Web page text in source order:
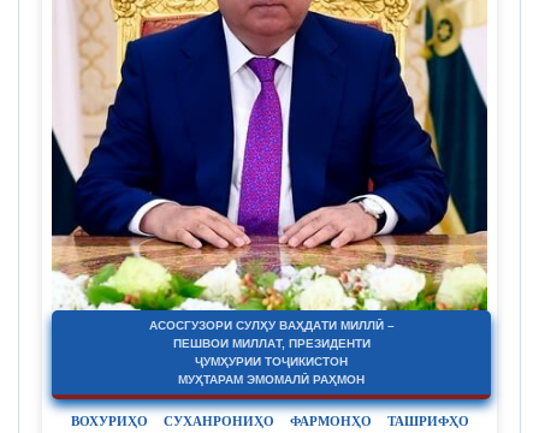
АСОСГУЗОРИ СУЛҲУ ВАҲДАТИ МИЛЛӢ –
ПЕШВОИ МИЛЛАТ, ПРЕЗИДЕНТИ
ҶУМҲУРИИ ТОҶИКИСТОН
МУҲТАРАМ ЭМОМАЛӢ РАҲМОН
ВОХУРИҲО СУХАНРОНИҲО ФАРМОНҲО ТАШРИФҲО